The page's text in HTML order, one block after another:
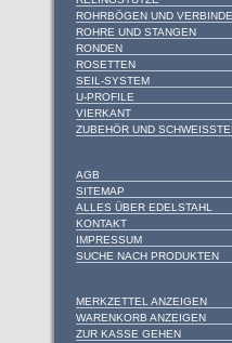
ROHRBÖGEN UND
ROHRE UND STANGEN
RONDEN
ROSETTEN
SEIL-SYSTEM
U-PROFILE
VIERKANT
ZUBEHÖR UND
AGB
SITEMAP
ALLES ÜBER EDELSTAHL
KONTAKT
IMPRESSUM
SUCHE NACH PRODUKTEN
MERKZETTEL ANZEIGEN
WARENKORB ANZEIGEN
ZUR KASSE GEHEN